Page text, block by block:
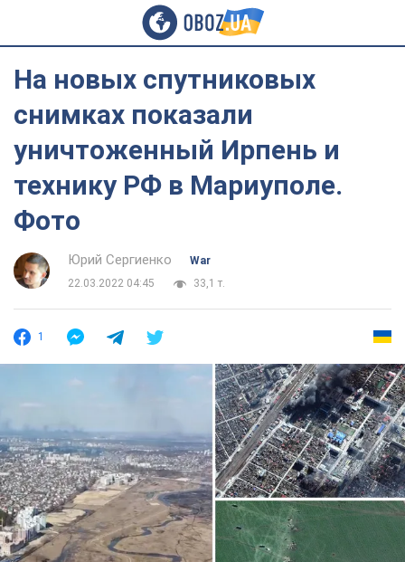
На новых спутниковых
снимках показали
уничтоженный Ирпень и
технику РФ в Мариуполе.
Фото
Юрий Сергиенко
War
22.03.2022 04:45
33,1 т.
1